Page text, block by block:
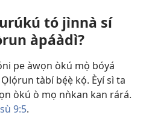
tó jìnnà sí
àpáàdì?
pe àwọn òkú mọ̀ bóyá
tàbí bẹ́ẹ̀ kọ́. Èyí sì ta
òkú ò mọ nǹkan kan rárá.​
9:5.